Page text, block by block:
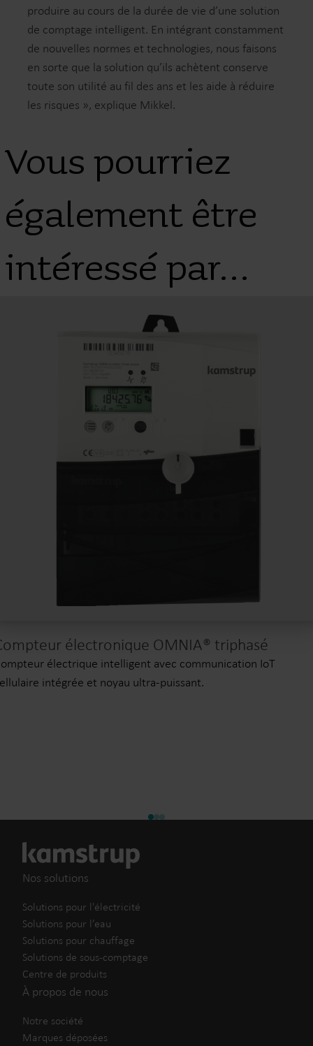
produire au cours de la durée de vie d’une solution
de comptage intelligent. En intégrant constamment
de nouvelles normes et technologies, nous faisons
en sorte que la solution qu’ils achètent conserve
toute son utilité au fil des ans et les aide à réduire
les risques », explique Mikkel.
Vous pourriez
également être
intéressé par...
électronique OMNIA® triphasé
électrique intelligent avec communication IoT
intégrée et noyau ultra-puissant.
Nos solutions
Solutions pour l'électricité
Solutions pour l’eau
Solutions pour chauffage
Solutions de sous-comptage
Centre de produits
À propos de nous
Notre société
Marques déposées